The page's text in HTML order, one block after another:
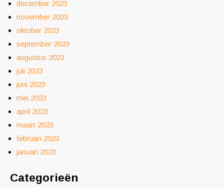
december 2023
november 2023
oktober 2023
september 2023
augustus 2023
juli 2023
juni 2023
mei 2023
april 2023
maart 2023
februari 2023
januari 2023
Categorieën